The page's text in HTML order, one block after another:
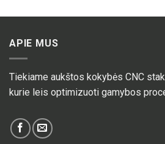
APIE MUS
Tiekiame aukštos kokybės CNC
kurie leis optimizuoti gamybos